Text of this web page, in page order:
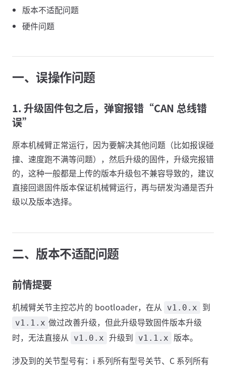
版本不适配问题
硬件问题
一、误操作问题
1. 升级固件包之后，弹窗报错“CAN 总线错
误”
原本机械臂正常运行，因为要解决其他问题（比如报误碰
撞、速度跑不满等问题），然后升级的固件，升级完报错
的，这种一般都是上传的版本升级包不兼容导致的，建议
直接回退固件版本保证机械臂运行，再与研发沟通是否升
级以及版本选择。
二、版本不适配问题
前情提要
机械臂关节主控芯片的 bootloader，在从 v1.0.x 到
v1.1.x 做过改善升级，但此升级导致固件版本升级
时，无法直接从
v1.0.x 升级到 v1.1.x
版本。
涉及到的关节型号有：i 系列所有型号关节、C 系列所有